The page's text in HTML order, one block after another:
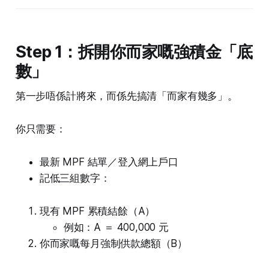
Step 1：拆開你而家嘅強積金「底
數」
第一步唔係計將來，而係先搞清「而家有幾多」。
你只需要：
最新 MPF 結單／登入網上戶口
記低三組數字：
現有 MPF 累積結餘（A）
例如：A ＝ 400,000 元
你而家嘅每月強制供款總額（B）